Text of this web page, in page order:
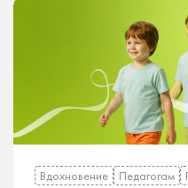
Вдохновение Педагогам